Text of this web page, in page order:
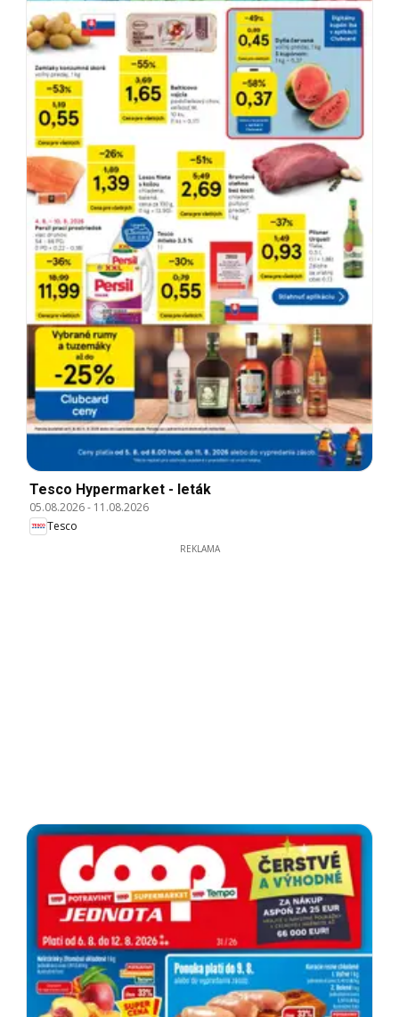
Tesco Hypermarket - leták
05.08.2026- 11.08.2026
Tesco
REKLAMA